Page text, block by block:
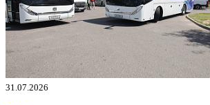
31.07.2026